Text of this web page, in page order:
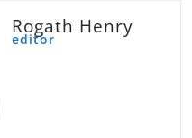
Rogath Henry
editor